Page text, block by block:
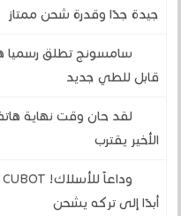
جيدة جدًا وقدرة شحن ممتاز
قابل للطي جديد
الأخير يقترب
أبدًا إلى تركه يشحن